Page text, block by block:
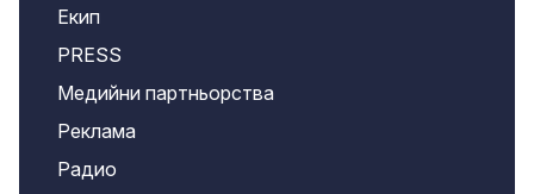
Екип
PRESS
Медийни партньорства
Реклама
Радио